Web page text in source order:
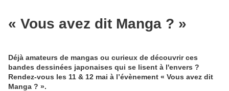
« Vous avez dit Manga ? »
Déjà amateurs de mangas ou curieux de découvrir ces
bandes dessinées japonaises qui se lisent à l'envers ?
Rendez-vous les 11 & 12 mai à l’évènement « Vous avez dit
Manga ? ».